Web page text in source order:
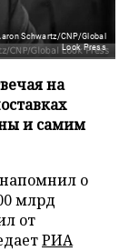
Schwartz/CNP/Global
Look Press
на
и самим
о
млрд
от
РИА